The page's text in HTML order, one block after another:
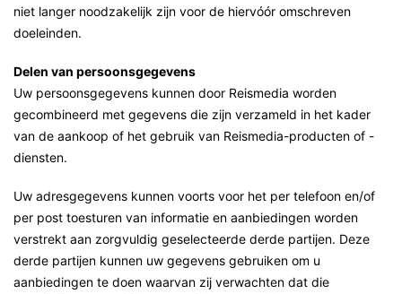
niet langer noodzakelijk zijn voor de hiervóór omschreven
doeleinden.
Delen van persoonsgegevens
Uw persoonsgegevens kunnen door Reismedia worden
gecombineerd met gegevens die zijn verzameld in het kader
van de aankoop of het gebruik van Reismedia-producten of -
diensten.
Uw adresgegevens kunnen voorts voor het per telefoon en/of
per post toesturen van informatie en aanbiedingen worden
verstrekt aan zorgvuldig geselecteerde derde partijen. Deze
derde partijen kunnen uw gegevens gebruiken om u
aanbiedingen te doen waarvan zij verwachten dat die